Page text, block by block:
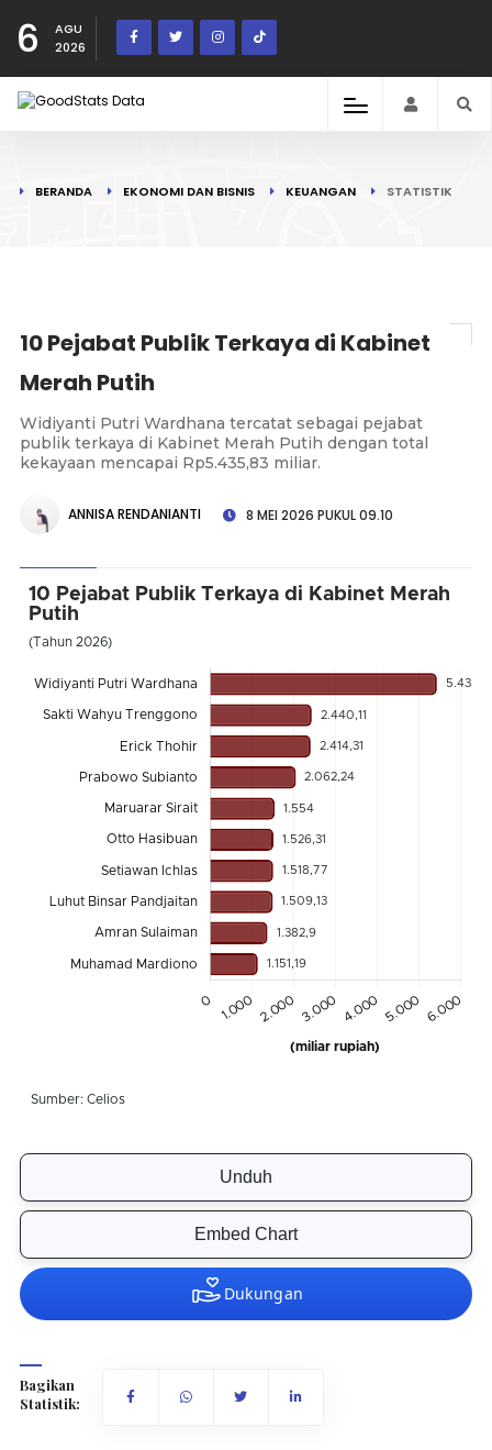
6
AGU
2026
BERANDA EKONOMI DAN BISNIS KEUANGAN STATISTIK
10 Pejabat Publik Terkaya di Kabinet
Merah Putih
Widiyanti Putri Wardhana tercatat sebagai pejabat
publik terkaya di Kabinet Merah Putih dengan total
kekayaan mencapai Rp5.435,83 miliar.
ANNISA RENDANIANTI 8 MEI 2026 PUKUL 09.10
10 Pejabat Publik Terkaya di Kabinet Merah
Putih
(Tahun 2026)
Unduh
Embed Chart
Bagikan
Statistik: